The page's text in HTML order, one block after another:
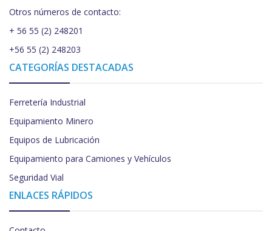
Otros números de contacto:
+ 56 55 (2) 248201
+56 55 (2) 248203
CATEGORÍAS DESTACADAS
Ferretería Industrial
Equipamiento Minero
Equipos de Lubricación
Equipamiento para Camiones y Vehículos
Seguridad Vial
ENLACES RÁPIDOS